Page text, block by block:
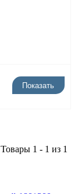
Товары 1 - 1 из 1